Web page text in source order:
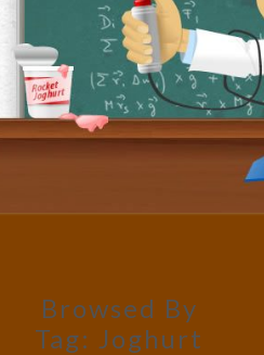
Reime
Mehr!
Total
Browsed By
Tag: Joghurt